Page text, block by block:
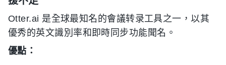
Otter.ai 是全球最知名的會議转录工具之一，以其
優秀的英文識別率和即時同步功能聞名。
優點：